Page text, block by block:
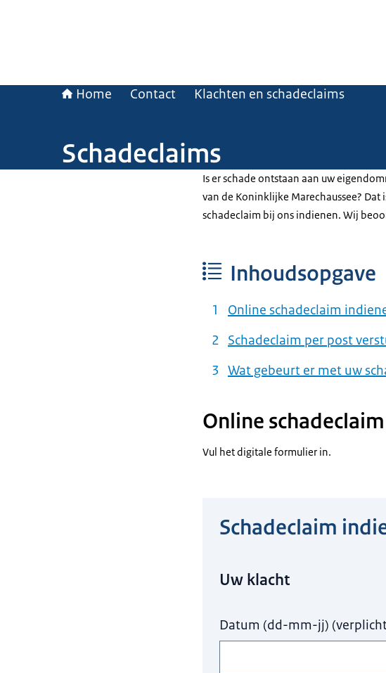
Home Contact Klachten en schadeclaims
Schadeclaims
Is er schade ontstaan aan uw
van de Koninklijke Marechaussee? Dat
schadeclaim bij ons indienen. Wij
Inhoudsopgave
Online schadeclaim
Schadeclaim per post
Wat gebeurt er met uw
Online
Vul het digitale formulier in.
Schadeclaim
Uw klacht
Datum (dd-mm-jj) (
Hier niets invullen a.u.b.